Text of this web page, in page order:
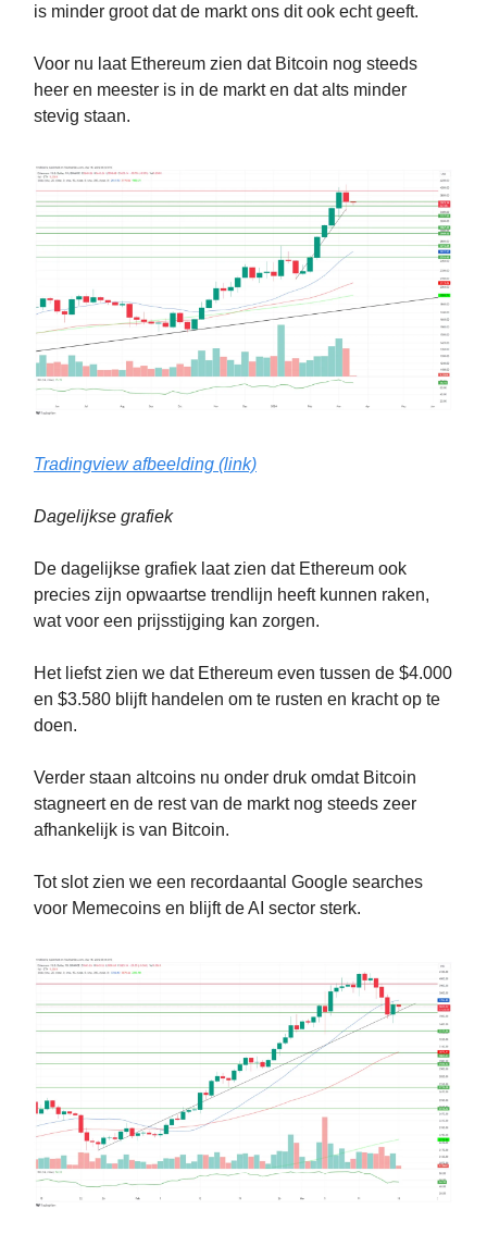
is minder groot dat de markt ons dit ook echt geeft.
Voor nu laat Ethereum zien dat Bitcoin nog steeds
heer en meester is in de markt en dat alts minder
stevig staan.
Tradingview afbeelding (link)
Dagelijkse grafiek
De dagelijkse grafiek laat zien dat Ethereum ook
precies zijn opwaartse trendlijn heeft kunnen raken,
wat voor een prijsstijging kan zorgen.
Het liefst zien we dat Ethereum even tussen de $4.000
en $3.580 blijft handelen om te rusten en kracht op te
doen.
Verder staan altcoins nu onder druk omdat Bitcoin
stagneert en de rest van de markt nog steeds zeer
afhankelijk is van Bitcoin.
Tot slot zien we een recordaantal Google searches
voor Memecoins en blijft de AI sector sterk.